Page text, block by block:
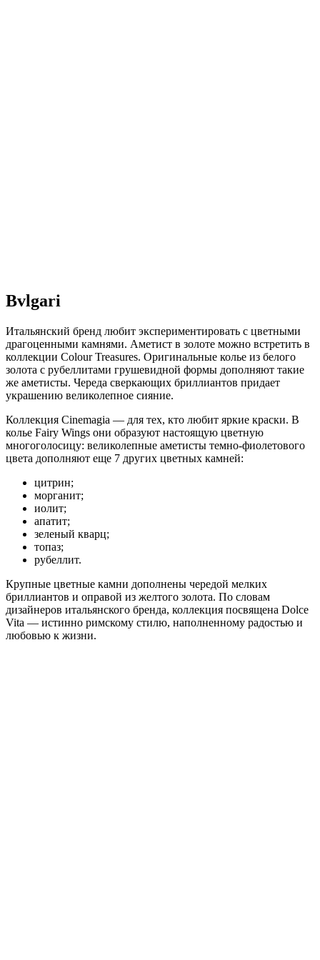
Bvlgari
Итальянский бренд любит экспериментировать с цветными
драгоценными камнями. Аметист в золоте можно встретить в
коллекции Colour Treasures. Оригинальные колье из белого
золота с рубеллитами грушевидной формы дополняют такие
же аметисты. Череда сверкающих бриллиантов придает
украшению великолепное сияние.
Коллекция Cinemagia — для тех, кто любит яркие краски. В
колье Fairy Wings они образуют настоящую цветную
многоголосицу: великолепные аметисты темно-фиолетового
цвета дополняют еще 7 других цветных камней:
цитрин;
морганит;
иолит;
апатит;
зеленый кварц;
топаз;
рубеллит.
Крупные цветные камни дополнены чередой мелких
бриллиантов и оправой из желтого золота. По словам
дизайнеров итальянского бренда, коллекция посвящена Dolce
Vita — истинно римскому стилю, наполненному радостью и
любовью к жизни.